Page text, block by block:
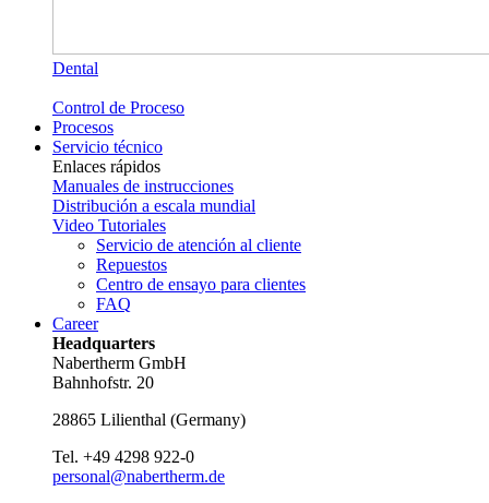
Dental
Control de Proceso
Procesos
Servicio técnico
Enlaces rápidos
Manuales de instrucciones
Distribución a escala mundial
Video Tutoriales
Servicio de atención al cliente
Repuestos
Centro de ensayo para clientes
FAQ
Career
Headquarters
Nabertherm GmbH
Bahnhofstr. 20
28865 Lilienthal (Germany)
Tel. +49 4298 922-0
personal@nabertherm.de